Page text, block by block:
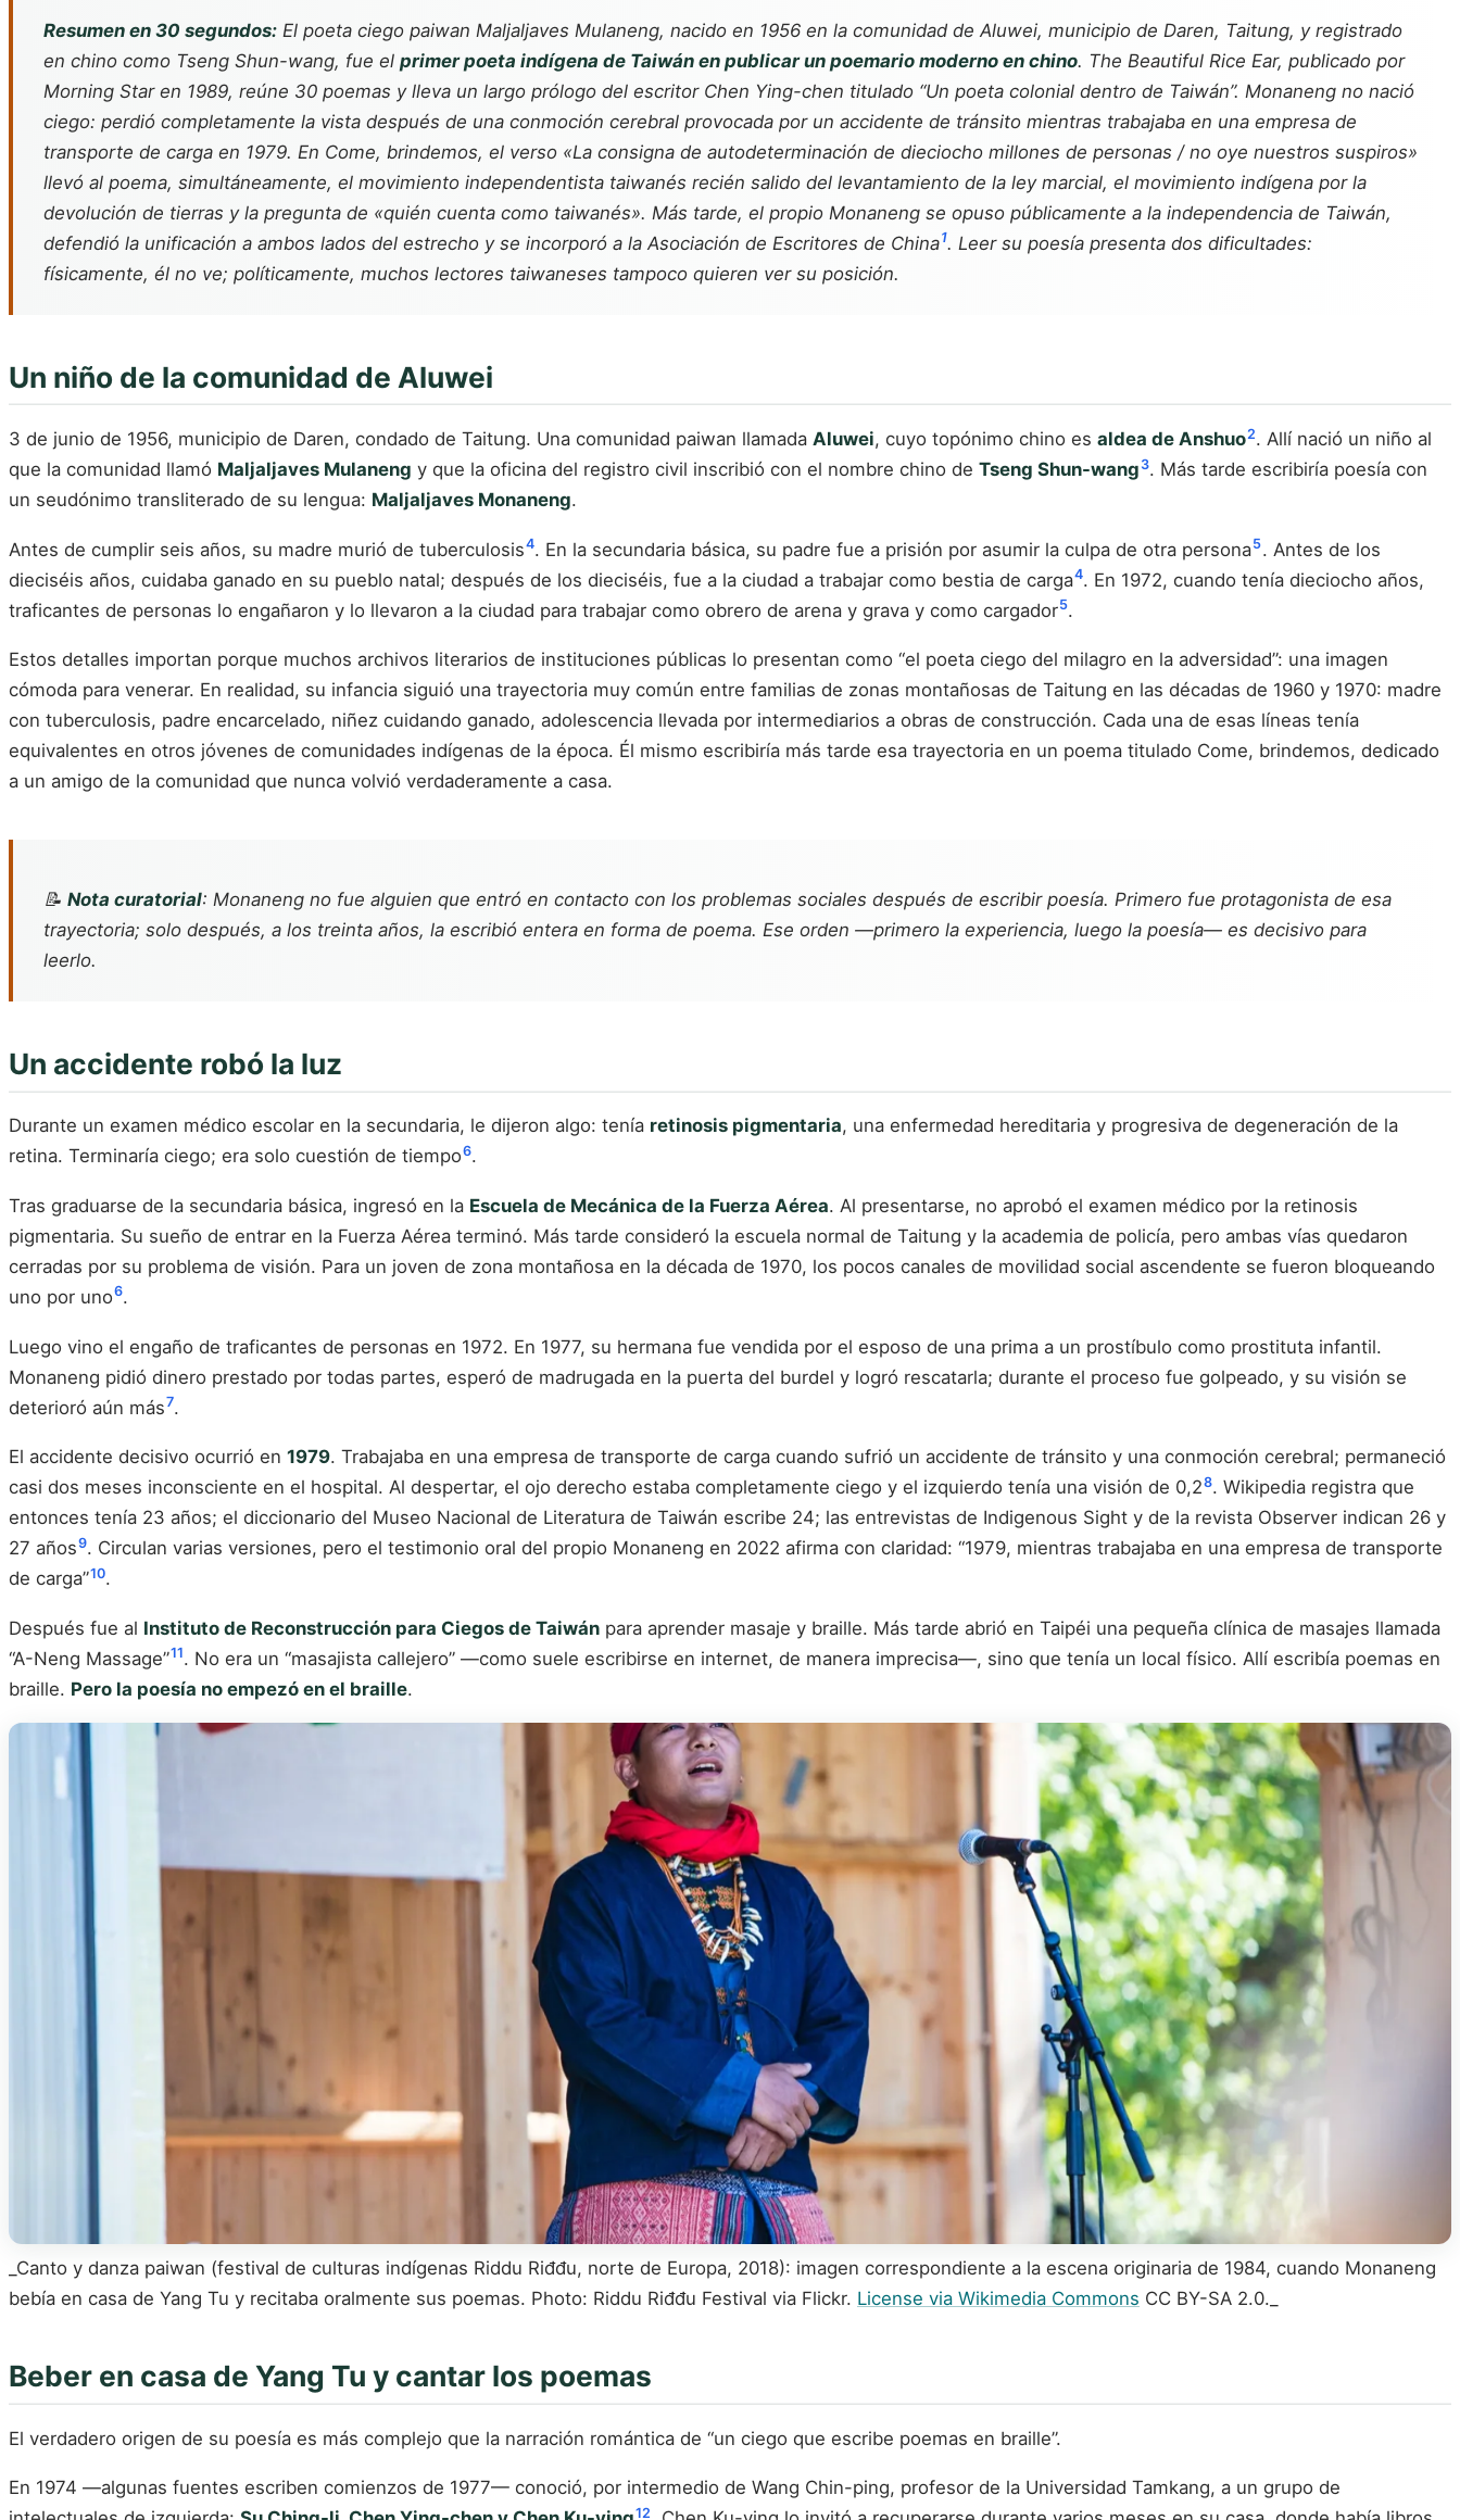
Resumen en 30 segundos: El poeta ciego paiwan Maljaljaves Mulaneng, nacido en 1956 en la comunidad de Aluwei, municipio de Daren, Taitung, y registrado
en chino como Tseng Shun-wang, fue el primer poeta indígena de Taiwán en publicar un poemario moderno en chino. The Beautiful Rice Ear, publicado por
Morning Star en 1989, reúne 30 poemas y lleva un largo prólogo del escritor Chen Ying-chen titulado “Un poeta colonial dentro de Taiwán”. Monaneng no nació
ciego: perdió completamente la vista después de una conmoción cerebral provocada por un accidente de tránsito mientras trabajaba en una empresa de
transporte de carga en 1979. En Come, brindemos, el verso «La consigna de autodeterminación de dieciocho millones de personas / no oye nuestros suspiros»
llevó al poema, simultáneamente, el movimiento independentista taiwanés recién salido del levantamiento de la ley marcial, el movimiento indígena por la
devolución de tierras y la pregunta de «quién cuenta como taiwanés». Más tarde, el propio Monaneng se opuso públicamente a la independencia de Taiwán,
defendió la unificación a ambos lados del estrecho y se incorporó a la Asociación de Escritores de China1. Leer su poesía presenta dos dificultades:
físicamente, él no ve; políticamente, muchos lectores taiwaneses tampoco quieren ver su posición.
Un niño de la comunidad de Aluwei
3 de junio de 1956, municipio de Daren, condado de Taitung. Una comunidad paiwan llamada Aluwei, cuyo topónimo chino es aldea de Anshuo2. Allí nació un niño al
que la comunidad llamó Maljaljaves Mulaneng y que la oficina del registro civil inscribió con el nombre chino de Tseng Shun-wang 3. Más tarde escribiría poesía con
un seudónimo transliterado de su lengua: Maljaljaves Monaneng.
Antes de cumplir seis años, su madre murió de tuberculosis4. En la secundaria básica, su padre fue a prisión por asumir la culpa de otra persona5. Antes de los
dieciséis años, cuidaba ganado en su pueblo natal; después de los dieciséis, fue a la ciudad a trabajar como bestia de carga4. En 1972, cuando tenía dieciocho años,
traficantes de personas lo engañaron y lo llevaron a la ciudad para trabajar como obrero de arena y grava y como cargador5.
Estos detalles importan porque muchos archivos literarios de instituciones públicas lo presentan como “el poeta ciego del milagro en la adversidad”: una imagen
cómoda para venerar. En realidad, su infancia siguió una trayectoria muy común entre familias de zonas montañosas de Taitung en las décadas de 1960 y 1970: madre
con tuberculosis, padre encarcelado, niñez cuidando ganado, adolescencia llevada por intermediarios a obras de construcción. Cada una de esas líneas tenía
equivalentes en otros jóvenes de comunidades indígenas de la época. Él mismo escribiría más tarde esa trayectoria en un poema titulado Come, brindemos, dedicado
a un amigo de la comunidad que nunca volvió verdaderamente a casa.
📝 Nota curatorial: Monaneng no fue alguien que entró en contacto con los problemas sociales después de escribir poesía. Primero fue protagonista de esa
trayectoria; solo después, a los treinta años, la escribió entera en forma de poema. Ese orden —primero la experiencia, luego la poesía— es decisivo para
leerlo.
Un accidente robó la luz
Durante un examen médico escolar en la secundaria, le dijeron algo: tenía retinosis pigmentaria, una enfermedad hereditaria y progresiva de degeneración de la
retina. Terminaría ciego; era solo cuestión de tiempo6.
Tras graduarse de la secundaria básica, ingresó en la Escuela de Mecánica de la Fuerza Aérea. Al presentarse, no aprobó el examen médico por la retinosis
pigmentaria. Su sueño de entrar en la Fuerza Aérea terminó. Más tarde consideró la escuela normal de Taitung y la academia de policía, pero ambas vías quedaron
cerradas por su problema de visión. Para un joven de zona montañosa en la década de 1970, los pocos canales de movilidad social ascendente se fueron bloqueando
uno por uno6.
Luego vino el engaño de traficantes de personas en 1972. En 1977, su hermana fue vendida por el esposo de una prima a un prostíbulo como prostituta infantil.
Monaneng pidió dinero prestado por todas partes, esperó de madrugada en la puerta del burdel y logró rescatarla; durante el proceso fue golpeado, y su visión se
deterioró aún más7.
El accidente decisivo ocurrió en 1979. Trabajaba en una empresa de transporte de carga cuando sufrió un accidente de tránsito y una conmoción cerebral; permaneció
casi dos meses inconsciente en el hospital. Al despertar, el ojo derecho estaba completamente ciego y el izquierdo tenía una visión de 0,28. Wikipedia registra que
entonces tenía 23 años; el diccionario del Museo Nacional de Literatura de Taiwán escribe 24; las entrevistas de Indigenous Sight y de la revista Observer indican 26 y
27 años9. Circulan varias versiones, pero el testimonio oral del propio Monaneng en 2022 afirma con claridad: “1979, mientras trabajaba en una empresa de transporte
de carga”10.
Después fue al Instituto de Reconstrucción para Ciegos de Taiwán para aprender masaje y braille. Más tarde abrió en Taipéi una pequeña clínica de masajes llamada
“A-Neng Massage”11. No era un “masajista callejero” —como suele escribirse en internet, de manera imprecisa—, sino que tenía un local físico. Allí escribía poemas en
braille. Pero la poesía no empezó en el braille.
_Canto y danza paiwan (festival de culturas indígenas Riddu Riđđu, norte de Europa, 2018): imagen correspondiente a la escena originaria de 1984, cuando Monaneng
bebía en casa de Yang Tu y recitaba oralmente sus poemas. Photo: Riddu Riđđu Festival via Flickr. License via Wikimedia Commons CC BY-SA 2.0._
Beber en casa de Yang Tu y cantar los poemas
El verdadero origen de su poesía es más complejo que la narración romántica de “un ciego que escribe poemas en braille”.
En 1974 —algunas fuentes escriben comienzos de 1977— conoció, por intermedio de Wang Chin-ping, profesor de la Universidad Tamkang, a un grupo de
12